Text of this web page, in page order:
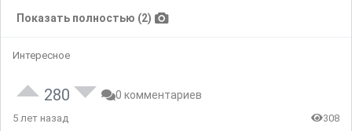
Показать полностью (2)
Интересное
280 0 комментариев
5 лет назад 308